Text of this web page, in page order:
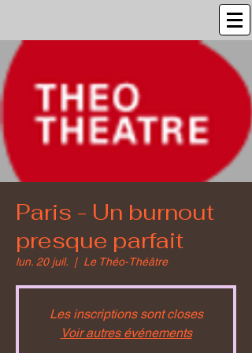
Paris - Un burnout
presque parfait
lun. 20 juil.
  |
Le Théo-Théâtre
Les inscriptions sont closes
Voir autres événements